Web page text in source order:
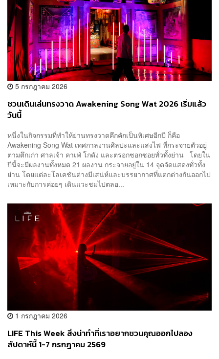
5 กรกฎาคม 2026
ชวนเดินเล่นทรงวาด Awakening Song Wat 2026 เริ่มแล้ว
วันนี้
หนึ่งในกิจกรรมที่ทำให้ย่านทรงวาดคึกคักเป็นพิเศษอีกปี ก็คือ
Awakening Song Wat เทศกาลงานศิลปะและแสงไฟ ที่กระจายตัวอยู่
ตามตึกเก่า ศาลเจ้า คาเฟ่ โกดัง และตรอกซอกซอยทั่วทั้งย่าน โดยใน
ปีนี้จะมีผลงานทั้งหมด 21 ผลงาน กระจายอยู่ใน 14 จุดจัดแสดงทั่วทั้ง
ย่าน โดยแต่ละโลเคชันต่างมีเสน่ห์และบรรยากาศที่แตกต่างกันออกไป
เหมาะกับการค่อยๆ เดินแวะชมไปตลอ...
1 กรกฎาคม 2026
LIFE This Week สิ่งน่าทำที่เราอยากชวนคุณออกไปลอง
สัปดาห์นี้ 1-7 กรกฎาคม 2569